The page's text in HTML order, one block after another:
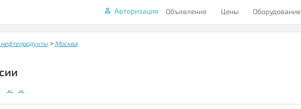
Объявления Цены Оборудование
Авторизация
> Москва
← →